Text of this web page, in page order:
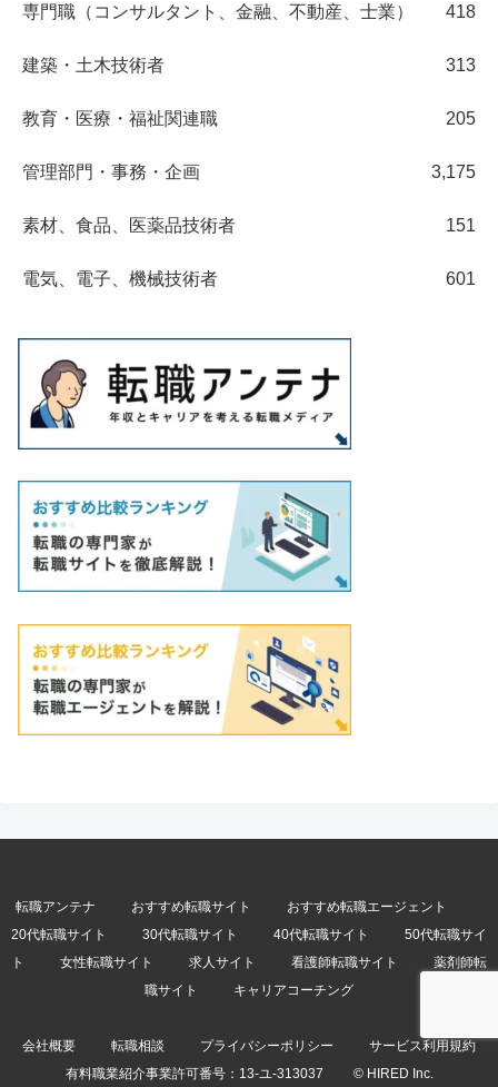
専門職（コンサルタント、金融、不動産、士業） 418
建築・土木技術者 313
教育・医療・福祉関連職 205
管理部門・事務・企画 3,175
素材、食品、医薬品技術者 151
電気、電子、機械技術者 601
転職アンテナ おすすめ転職サイト
おすすめ転職エージェント
20代転職サイト
30代転職サイト 40代転職サイト
50代転職サイ
ト
女性転職サイト 求人サイト 看護師転職サイト
薬剤師転
職サイト
キャリアコーチング
会社概要 転職相談 プライバシーポリシー
サービス利用規約
有料職業紹介事業許可番号： 13-ユ-313037 © HIRED Inc.